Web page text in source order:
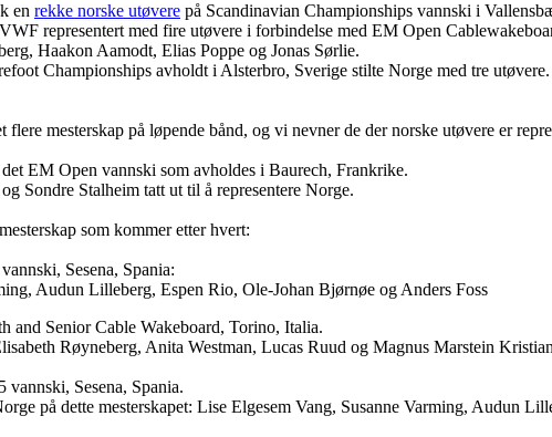
en rekke norske utøvere på Scandinavian Championships vannski i
representert med fire utøvere i forbindelse med EM Open
Haakon Aamodt, Elias Poppe og Jonas Sørlie.
Championships avholdt i Alsterbro, Sverige stilte Norge med tre
mesterskap på løpende bånd, og vi nevner de der norske utøvere er
EM Open vannski som avholdes i Baurech, Frankrike.
Sondre Stalheim tatt ut til å representere Norge.
som kommer etter hvert:
Sesena, Spania:
Audun Lilleberg, Espen Rio, Ole-Johan Bjørnøe og Anders Foss
and Senior Cable Wakeboard, Torino, Italia.
Røyneberg, Anita Westman, Lucas Ruud og Magnus Marstein
Sesena, Spania.
på dette mesterskapet: Lise Elgesem Vang, Susanne Varming, Audun